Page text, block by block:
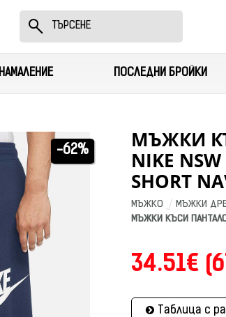
НАМАЛЕНИЕ ПОСЛЕДНИ БРОЙКИ
-62%
МЪЖКИ
NIKE
SHORT
МЪЖКО МЪЖКИ
МЪЖКИ КЪСИ
34.51€
Таблица с